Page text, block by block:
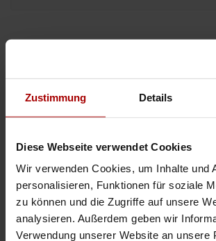
Zustimmung Details
Diese Webseite verwendet Cookies
Wir verwenden Cookies, um Inhalte und
personalisieren, Funktionen für soziale
zu können und die Zugriffe auf unsere
analysieren. Außerdem geben wir
Verwendung unserer Website an unsere
Wir haben freie Kapazitäten in der Bereich
Sandkorn für Gießerei- Elektrofachkraft Montage für
Gesuchin Slowenien
Sehr geehrte Damen und Herren, die Firma M-S
Slowenien ist derzeit auf der Suche nach neuen
Partnern in der Elektroindustrie. Unser Unternehmen
Gesuchin Slowenien